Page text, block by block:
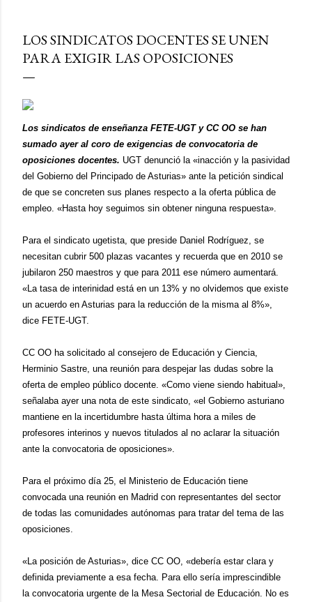
LOS SINDICATOS DOCENTES SE UNEN
PARA EXIGIR LAS OPOSICIONES
Los sindicatos de enseñanza FETE-UGT y CC OO se han
sumado ayer al coro de exigencias de convocatoria de
oposiciones docentes. UGT denunció la «inacción y la pasividad
del Gobierno del Principado de Asturias» ante la petición sindical
de que se concreten sus planes respecto a la oferta pública de
empleo. «Hasta hoy seguimos sin obtener ninguna respuesta».
Para el sindicato ugetista, que preside Daniel Rodríguez, se
necesitan cubrir 500 plazas vacantes y recuerda que en 2010 se
jubilaron 250 maestros y que para 2011 ese número aumentará.
«La tasa de interinidad está en un 13% y no olvidemos que existe
un acuerdo en Asturias para la reducción de la misma al 8%»,
dice FETE-UGT.
CC OO ha solicitado al consejero de Educación y Ciencia,
Herminio Sastre, una reunión para despejar las dudas sobre la
oferta de empleo público docente. «Como viene siendo habitual»,
señalaba ayer una nota de este sindicato, «el Gobierno asturiano
mantiene en la incertidumbre hasta última hora a miles de
profesores interinos y nuevos titulados al no aclarar la situación
ante la convocatoria de oposiciones».
Para el próximo día 25, el Ministerio de Educación tiene
convocada una reunión en Madrid con representantes del sector
de todas las comunidades autónomas para tratar del tema de las
oposiciones.
«La posición de Asturias», dice CC OO, «debería estar clara y
definida previamente a esa fecha. Para ello sería imprescindible
la convocatoria urgente de la Mesa Sectorial de Educación. No es